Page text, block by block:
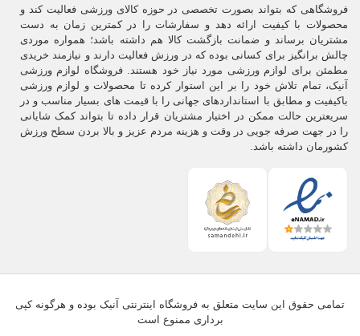
فروشگاهی که بتواند بصورت تخصصی در حوزه کالای ورزشی فعالیت کند و
محصولات با کیفیت ارائه دهد و سفارشات را در کمترین زمان به دست
مشتریان برساند و ضمانت بازگشت کالا هم داشته باشد؛ همواره موردی
چالش برانگیز برای کسانی بوده که در ورزش فعالیت دارند و نیازمند خریدی
مطمئن برای لوازم ورزشی مورد نیاز خود هستند. فروشگاه لوازم ورزشی
آنیک، تمام تلاش خود را بر این استوار کرده تا محصولات و لوازم ورزشی
باکیفیت و مطابق با استانداردهای جهانی را با قیمت های بسیار مناسب و در
سریعترین حالت ممکن در اختیار مشتریان قرار داده تا بتواند کمک شایانی
را در جهت صرفه جویی در وقت و هزینه مردم عزیز و بالا بردن سطح ورزش
کشورمان داشته باشد.
تمامی حقوق این سایت متعلق به فروشگاه اینترنتی آنیک بوده و هرگونه کپی
برداری ممنوع است